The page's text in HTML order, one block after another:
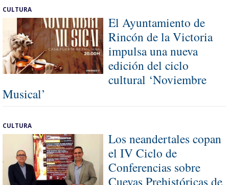
CULTURA
El Ayuntamiento de
Rincón de la Victoria
impulsa una nueva
edición del ciclo
cultural ‘Noviembre
Musical’
CULTURA
Los neandertales copan
el IV Ciclo de
Conferencias sobre
Cuevas Prehistóricas de